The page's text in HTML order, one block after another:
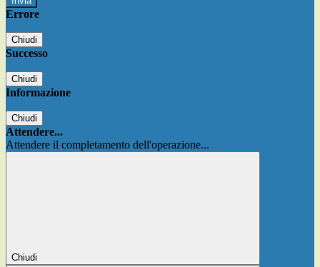
Errore
Chiudi
Successo
Chiudi
Informazione
Chiudi
Attendere...
Attendere il completamento dell'operazione...
Chiudi